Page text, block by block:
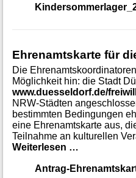
Ehrenamtskarte für
Die
Möglichkeit hin: die Stadt
www.duesseldorf.de/
NRW-Städten
bestimmten Bedingungen
eine Ehrenamtskarte aus,
Teilnahme an kulturellen
Weiterlesen …
Antrag-